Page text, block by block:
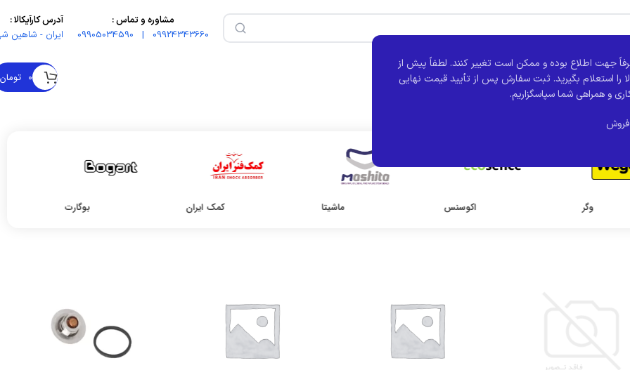
جهت اطلاع بوده و ممکن است تغییر کنند. لطفاً پیش از
را استعلام بگیرید. ثبت سفارش پس از تأیید قیمت نهایی
و همراهی شما سپاسگزاریم.
مشاوره و تماس :
09924343660 | 09905034590
آدرس کارآیکالا :
ایران - شاهین
۰ تومان
وگر اکوسنس ماشیتا کمک ایران بوگارت